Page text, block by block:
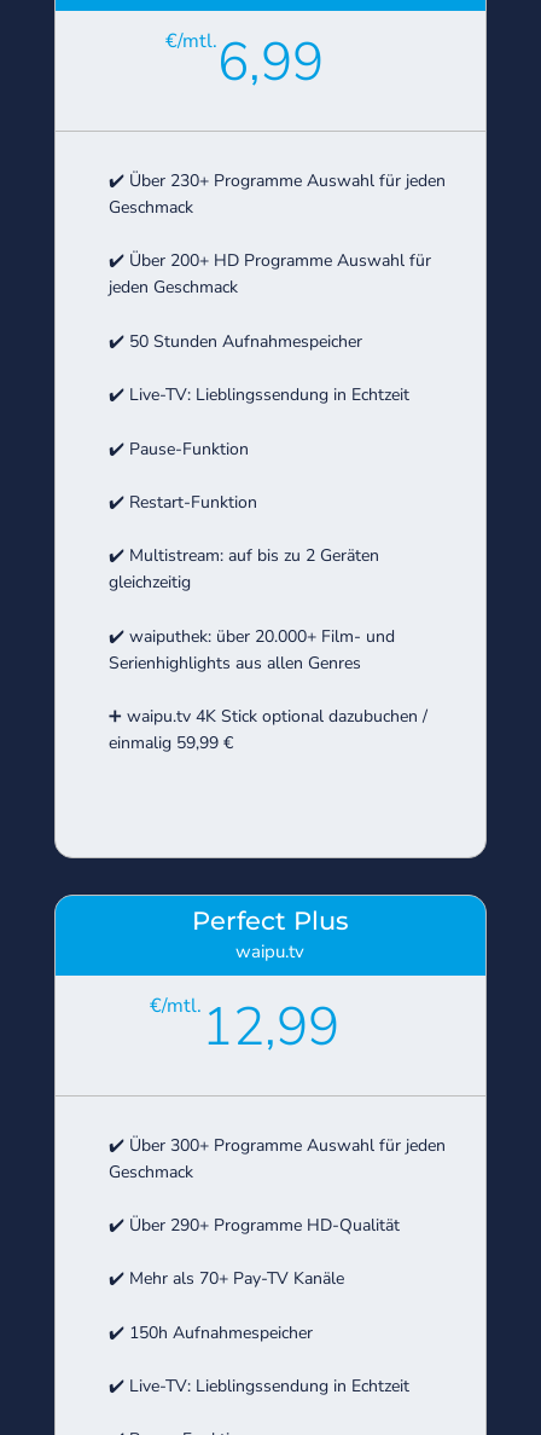
€/mtl.6,99
✔️ Über 230+ Programme Auswahl für jeden
Geschmack
✔️ Über 200+ HD Programme Auswahl für
jeden Geschmack
✔️ 50 Stunden Aufnahmespeicher
✔️ Live-TV: Lieblingssendung in Echtzeit
✔️ Pause-Funktion
✔️ Restart-Funktion
✔️ Multistream: auf bis zu 2 Geräten
gleichzeitig
✔️ waiputhek: über 20.000+ Film- und
Serienhighlights aus allen Genres
➕ waipu.tv 4K Stick optional dazubuchen /
einmalig 59,99 €
Perfect Plus
waipu.tv
€/mtl. 12,99
✔️ Über 300+ Programme Auswahl für jeden
Geschmack
✔️ Über 290+ Programme HD-Qualität
✔️ Mehr als 70+ Pay-TV Kanäle
✔️ 150h Aufnahmespeicher
✔️ Live-TV: Lieblingssendung in Echtzeit